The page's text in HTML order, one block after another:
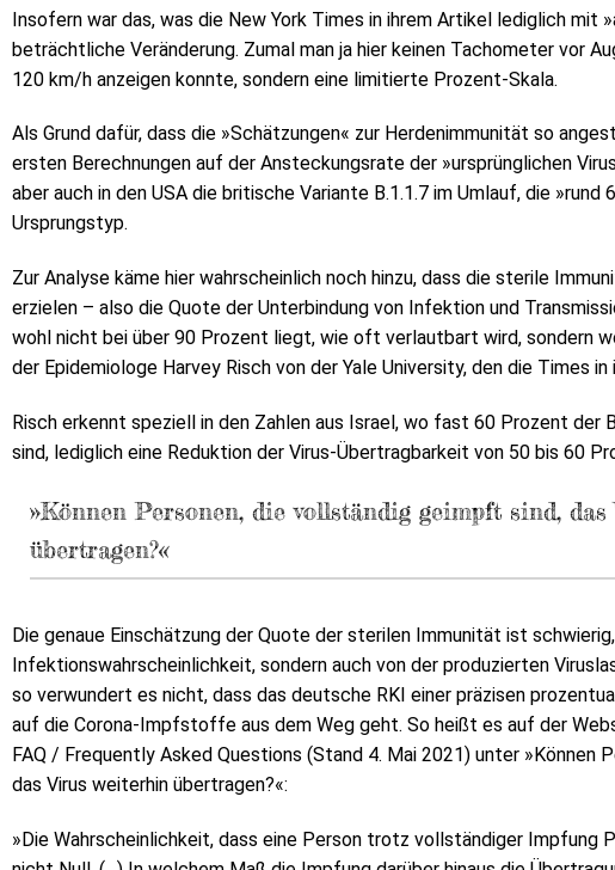
Insofern war das, was die New York Times in ihrem Artikel lediglich mit
beträchtliche Veränderung. Zumal man ja hier keinen Tachometer vor
120 km/h anzeigen konnte, sondern eine limitierte Prozent-Skala.
Als Grund dafür, dass die »Schätzungen« zur Herdenimmunität so
ersten Berechnungen auf der Ansteckungsrate der »ursprünglichen
aber auch in den USA die britische Variante B.1.1.7 im Umlauf, die
Ursprungstyp.
Zur Analyse käme hier wahrscheinlich noch hinzu, dass die sterile
erzielen – also die Quote der Unterbindung von Infektion und
wohl nicht bei über 90 Prozent liegt, wie oft verlautbart wird, sondern
der Epidemiologe Harvey Risch von der Yale University, den die Times
Risch erkennt speziell in den Zahlen aus Israel, wo fast 60 Prozent der
sind, lediglich eine Reduktion der Virus-Übertragbarkeit von 50 bis 60
»Können Personen, die vollständig geimpft sind,
übertragen?«
Die genaue Einschätzung der Quote der sterilen Immunität ist
Infektionswahrscheinlichkeit, sondern auch von der produzierten
so verwundert es nicht, dass das deutsche RKI einer präzisen
auf die Corona-Impfstoffe aus dem Weg geht. So heißt es auf der
FAQ / Frequently Asked Questions (Stand 4. Mai 2021) unter »Können
das Virus weiterhin übertragen?«:
»Die Wahrscheinlichkeit, dass eine Person trotz vollständiger Impfung